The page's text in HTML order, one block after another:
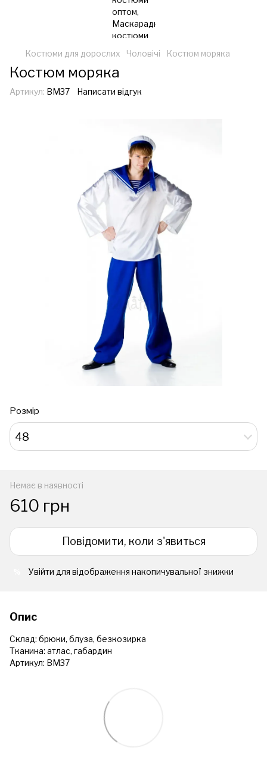
Костюми для дорослих Чоловічі Костюм моряка
Костюм моряка
Артикул: ВМ37 Написати відгук
Розмір
48
Немає в наявності
610 грн
Повідомити, коли з'явиться
Увійти для відображення накопичувальної знижки
Опис
Склад: брюки, блуза, безкозирка
Тканина: атлас, габардин
Артикул: ВМ37